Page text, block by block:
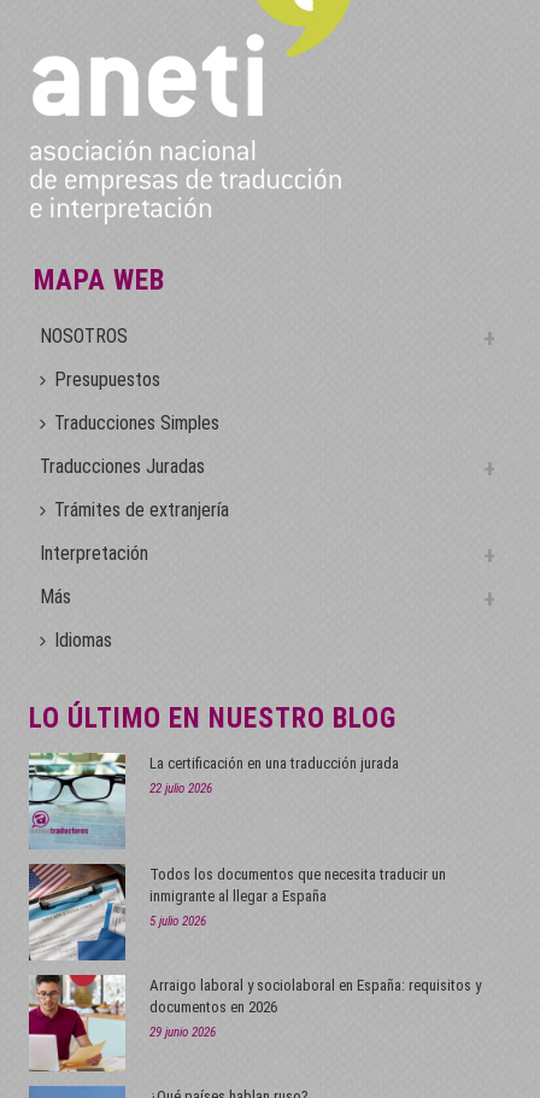
MAPA WEB
NOSOTROS
Presupuestos
Traducciones Simples
Traducciones Juradas
Trámites de extranjería
Interpretación
Más
Idiomas
LO ÚLTIMO EN NUESTRO BLOG
La certificación en una traducción jurada
22 julio 2026
Todos los documentos que necesita traducir un
inmigrante al llegar a España
5 julio 2026
Arraigo laboral y sociolaboral en España: requisitos y
documentos en 2026
29 junio 2026